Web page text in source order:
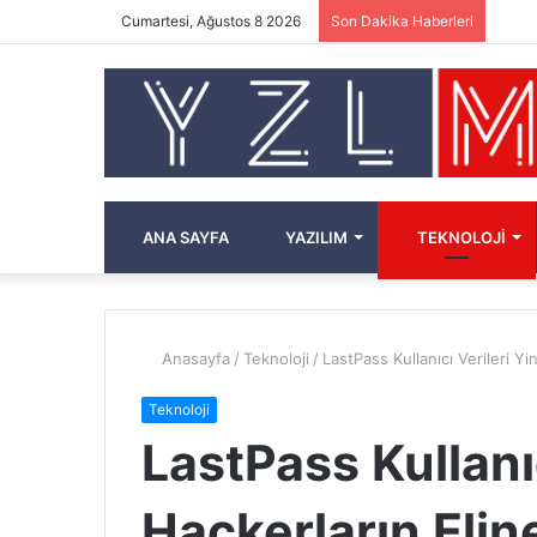
Cumartesi, Ağustos 8 2026 Son Dakika Haberleri
ANA SAYFA YAZILIM TEKNOLOJI
Anasayfa / Teknoloji / LastPass Kullanıcı Verileri
Teknoloji
LastPass